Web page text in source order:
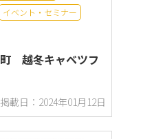
イベント・セミナー
越冬キャベツフ
掲載日：2024年01月12日